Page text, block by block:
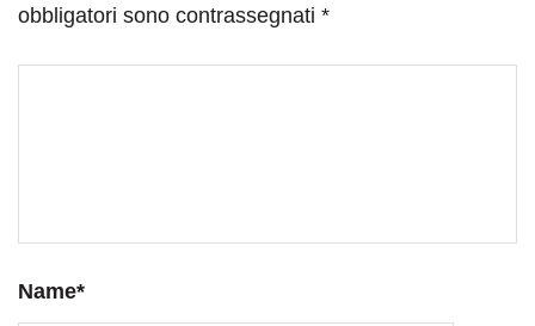
obbligatori sono contrassegnati *
Name*